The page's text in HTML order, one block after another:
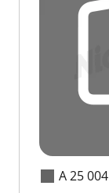
A 25 004